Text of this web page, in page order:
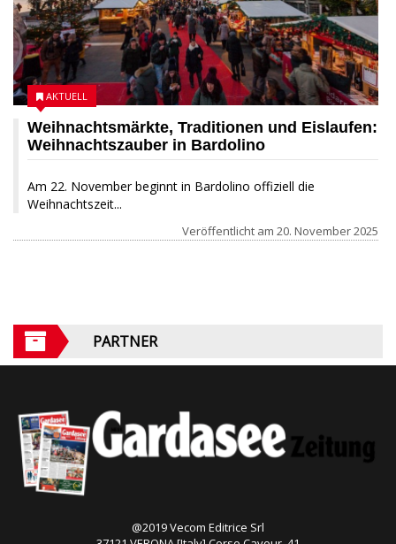
Weihnachtsmärkte, Traditionen und Eislaufen:
Weihnachtszauber in Bardolino
Am 22. November beginnt in Bardolino offiziell die
Weihnachtszeit...
AKTUELL
Veröffentlicht am 20. November 2025
PARTNER
@2019 Vecom Editrice Srl